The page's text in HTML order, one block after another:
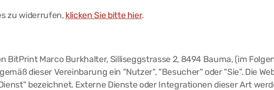
zu widerrufen, klicken Sie bitte hier.
BitPrint Marco Burkhalter, Silliseggstrasse 2, 8494 Bauma, (im
dieser Vereinbarung ein "Nutzer", "Besucher" oder "Sie". Die
bezeichnet. Externe Dienste oder Integrationen dieser Art